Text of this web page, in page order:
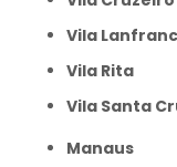
Vila
Vila Rita
Vila Santa
Manaus